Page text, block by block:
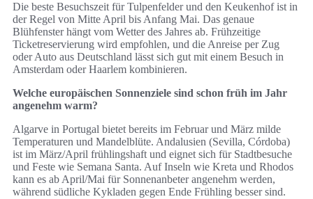
Die beste Besuchszeit für Tulpenfelder und den Keukenhof ist in
der Regel von Mitte April bis Anfang Mai. Das genaue
Blühfenster hängt vom Wetter des Jahres ab. Frühzeitige
Ticketreservierung wird empfohlen, und die Anreise per Zug
oder Auto aus Deutschland lässt sich gut mit einem Besuch in
Amsterdam oder Haarlem kombinieren.
Welche europäischen Sonnenziele sind schon früh im Jahr
angenehm warm?
Algarve in Portugal bietet bereits im Februar und März milde
Temperaturen und Mandelblüte. Andalusien (Sevilla, Córdoba)
ist im März/April frühlingshaft und eignet sich für Stadtbesuche
und Feste wie Semana Santa. Auf Inseln wie Kreta und Rhodos
kann es ab April/Mai für Sonnenanbeter angenehm werden,
während südliche Kykladen gegen Ende Frühling besser sind.